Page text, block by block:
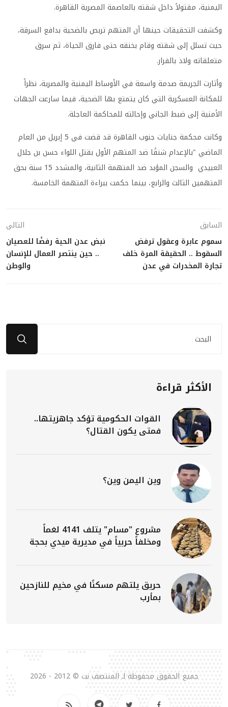
اليمنية، مقتولاً داخل شقته بالعاصمة المصرية القاهرة.
وكشفت التحقيقات حينها أن المتهم تربص بالضحية بدافع السرقة،
حيث تسلل إلى شقته وقام بخنقه حتى فارق الحياة، ثم سرق
متعلقاته ولاذ بالفرار.
وأثارت الجريمة صدمة واسعة في الأوساط اليمنية والمصرية، نظراً
للمكانة العسكرية التي كان يتمتع بها الضحية، فيما سارعت الجهات
الأمنية إلى ضبط الجاني وإحالته للمحاكمة العاجلة.
وكانت محكمة جنايات جنوب القاهرة قد قضت في 5 إبريل من العام
الماضي "بالإعدام شنقًا ضد المتهم الأول بقتل اللواء حسن بن جلال
العبيدي والسجن المؤبد ضد المتهمة الثانية، والمشدد 15 سنة بحق
المتهمين الثالث والرابع، بينما حكمت ببراءة المتهمة الخامسة.
السابق
سموم عابرة وعقول ترفض
السقوط .. الحقيقة المرة خلف
تجارة المخدرات في عدن
التالي
نبض عدن الحية رفضًا للعصيان
.. حين ينتصر العمال للإنسان
والوطن
الأكثر قراءة
القوات الحكومية تؤكد جاهزيتها..
فمتى يكون القتال؟
وين اليمن وين؟
مشروع "مسام" يتلف 4141 لغماً
ومخلفاً حربياً في مديرية ميدي بحجة
حريق يلتهم مسكنًا في مخيم للنازحين
بمأرب
جميع الحقوق محفوظة لـ المنتصف نت © 2012 - 2026